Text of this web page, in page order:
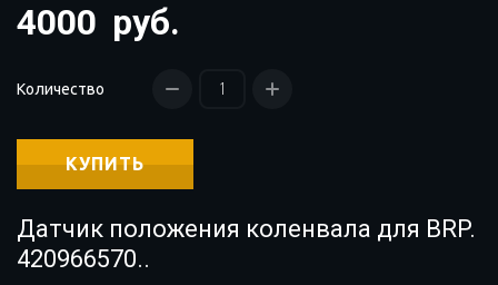
4000 руб.
Количество
КУПИТЬ
Датчик положения коленвала для BRP.
420966570..